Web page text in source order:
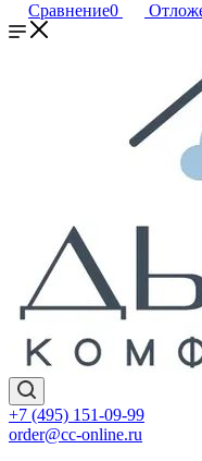
Сравнение0
+7 (495) 151-09-99
order@cc-online.ru